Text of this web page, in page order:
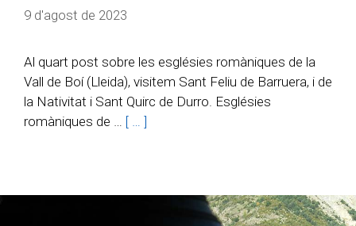
9 d'agost de 2023
Al quart post sobre les esglésies romàniques de la
Vall de Boí (Lleida), visitem Sant Feliu de Barruera, i de
la Nativitat i Sant Quirc de Durro. Esglésies
romàniques de … [ … ]